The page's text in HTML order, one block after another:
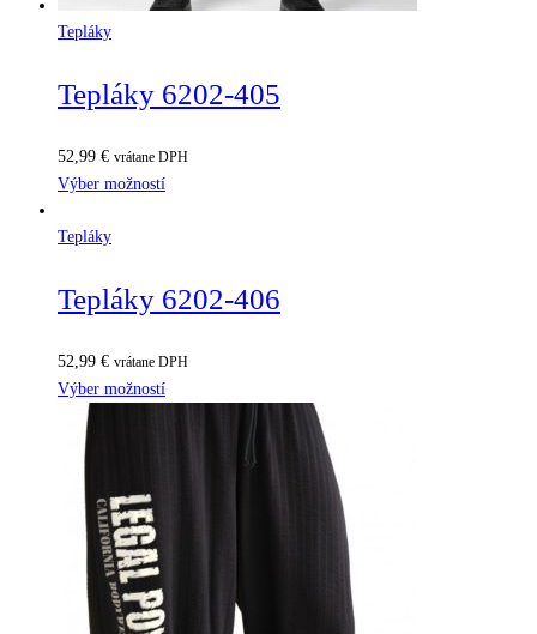
Tepláky
Tepláky 6202-405
52,99 € vrátane DPH
Výber možností
Tepláky
Tepláky 6202-406
52,99 € vrátane DPH
Výber možností